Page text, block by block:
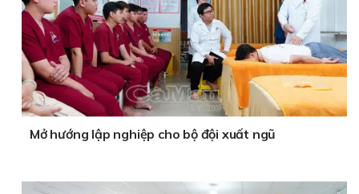
Mở hướng lập nghiệp cho bộ đội xuất ngũ